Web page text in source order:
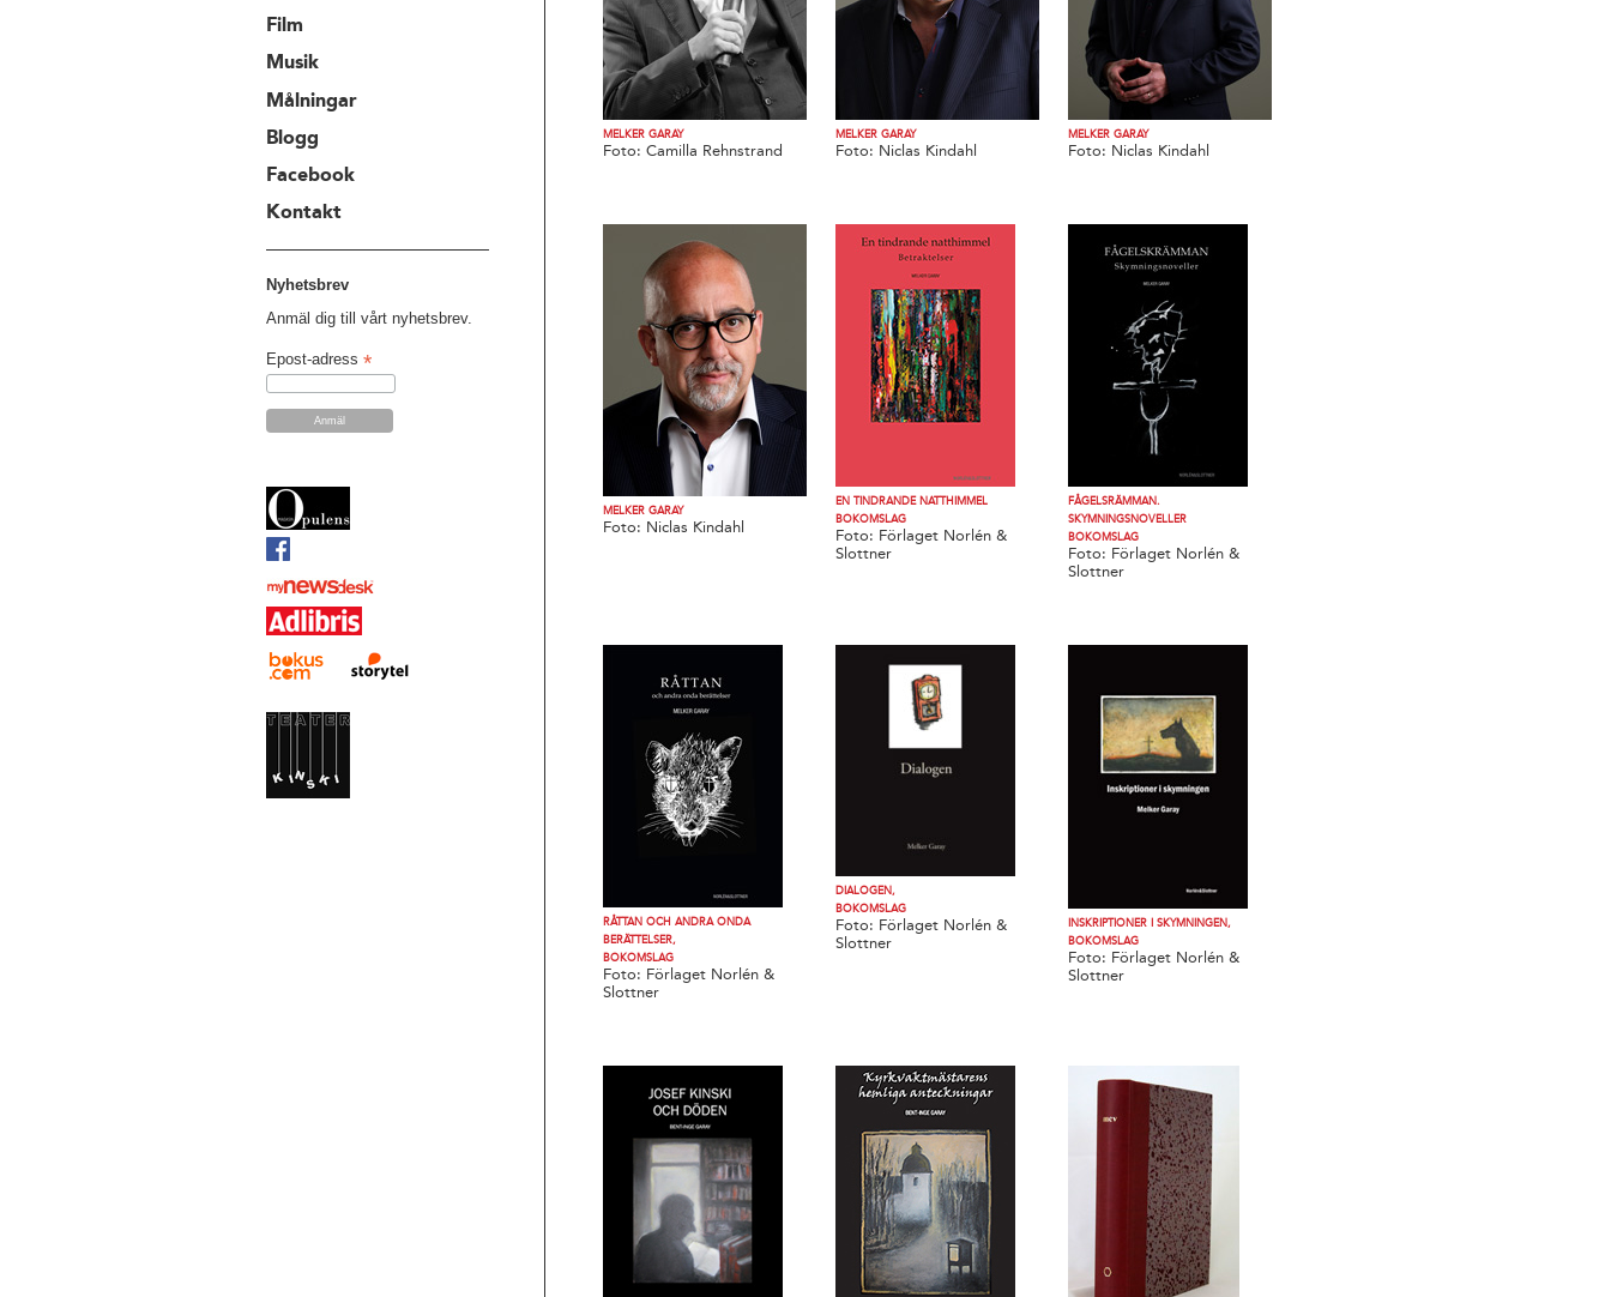
Film
Musik
Målningar
Blogg
Facebook
Kontakt
Nyhetsbrev
Anmäl dig till vårt nyhetsbrev.
Epost-adress *
MELKER GARAY
Foto: Camilla Rehnstrand
MELKER GARAY
Foto: Niclas Kindahl
MELKER GARAY
Foto: Niclas Kindahl
MELKER GARAY
Foto: Niclas Kindahl
EN TINDRANDE NATTHIMMEL
BOKOMSLAG
Foto: Förlaget Norlén &
Slottner
FÅGELSRÄMMAN.
SKYMNINGSNOVELLER
BOKOMSLAG
Foto: Förlaget Norlén &
Slottner
RÅTTAN OCH ANDRA ONDA
BERÄTTELSER,
BOKOMSLAG
Foto: Förlaget Norlén &
Slottner
DIALOGEN,
BOKOMSLAG
Foto: Förlaget Norlén &
Slottner
INSKRIPTIONER I SKYMNINGEN,
BOKOMSLAG
Foto: Förlaget Norlén &
Slottner